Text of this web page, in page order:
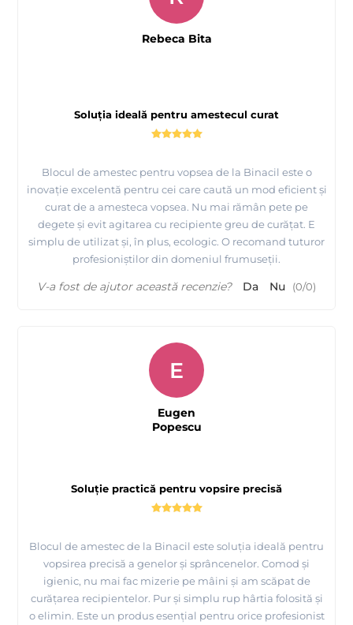
Soluția ideală pentru amestecul curat
Blocul de amestec pentru vopsea de la Binacil este o
inovație excelentă pentru cei care caută un mod eficient și
curat de a amesteca vopsea. Nu mai rămân pete pe
degete și evit agitarea cu recipiente greu de curățat. E
simplu de utilizat și, în plus, ecologic. O recomand tuturor
profesioniștilor din domeniul frumuseții.
Rebeca Bita
V-a fost de ajutor această recenzie? Da Nu (0/0)
Soluție practică pentru vopsire precisă
Blocul de amestec de la Binacil este soluția ideală pentru
vopsirea precisă a genelor și sprâncenelor. Comod și
igienic, nu mai fac mizerie pe mâini și am scăpat de
curățarea recipientelor. Pur și simplu rup hârtia folosită și
o elimin. Este un produs esențial pentru orice profesionist
E
Eugen
Popescu